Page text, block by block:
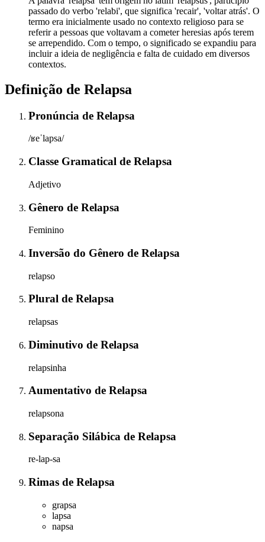
passado do verbo 'relabi', que significa 'recair', 'voltar atrás'. O
termo era inicialmente usado no contexto religioso para se
referir a pessoas que voltavam a cometer heresias após terem
se arrependido. Com o tempo, o significado se expandiu para
incluir a ideia de negligência e falta de cuidado em diversos
contextos.
Definição de Relapsa
Pronúncia de Relapsa
/ʁeˈlapsa/
Classe Gramatical de Relapsa
Adjetivo
Gênero de Relapsa
Feminino
Inversão do Gênero de Relapsa
relapso
Plural de Relapsa
relapsas
Diminutivo de Relapsa
relapsinha
Aumentativo de Relapsa
relapsona
Separação Silábica de Relapsa
re-lap-sa
Rimas de Relapsa
grapsa
lapsa
napsa